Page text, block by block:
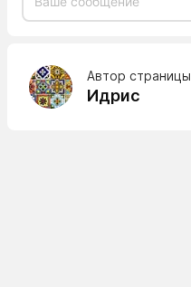
Автор страницы
Идрис